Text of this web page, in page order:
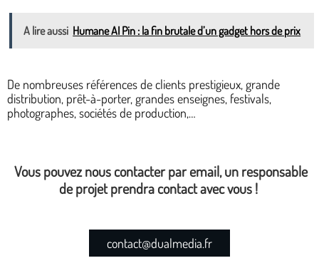
A lire aussi Humane AI Pin : la fin brutale d’un gadget hors de prix
De nombreuses références de clients prestigieux, grande
distribution, prêt-à-porter, grandes enseignes, festivals,
photographes, sociétés de production,…
Vous pouvez nous contacter par email, un responsable
de projet prendra contact avec vous !
contact@dualmedia.fr